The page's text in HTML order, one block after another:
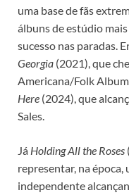
uma base de fãs
álbuns de estúdio
sucesso nas paradas.
Georgia (2021), que
Americana/Folk
Here (2024), que
Sales.
Já Holding All the Roses
representar, na
independente